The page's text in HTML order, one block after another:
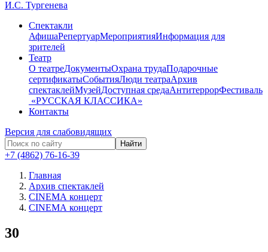
Спектакли
АфишаРепертуарМероприятияИнформация для
зрителей
Театр
О театреДокументыОхрана трудаПодарочные
сертификатыСобытияЛюди театраАрхив
спектаклейМузейДоступная средаАнтитеррорФестиваль
​ «РУССКАЯ КЛАССИКА»
Контакты
Версия для слабовидящих
Найти
+7 (4862) 76-16-39
Главная
Архив спектаклей
СINЕМА концерт
СINЕМА концерт
30